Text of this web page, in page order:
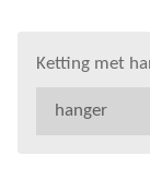
Ketting met